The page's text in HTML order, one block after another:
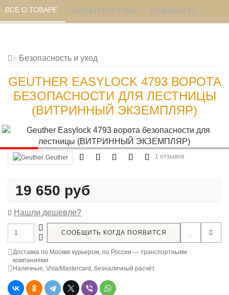
Безопасность и уход
GEUTHER EASYLOCK 4793 ВОРОТА
БЕЗОПАСНОСТИ ДЛЯ ЛЕСТНИЦЫ
(ВИТРИННЫЙ ЭКЗЕМПЛЯР)
ВСЕ О ТОВАРЕ ХАРАКТЕРИСТИКИ ОТЗЫВОВ (1)
Geuther 1 отзывов
19 650 руб
Нашли дешевле?
СООБЩИТЬ КОГДА ПОЯВИТСЯ
Доставка по Москве курьером, по России — транспортными
компаниями
Наличные, Visa/Mastercard, безналичный расчёт